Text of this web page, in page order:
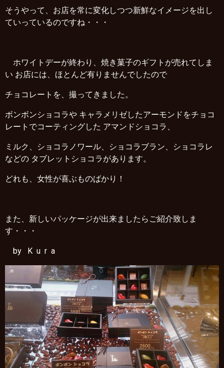
そうやって、お店を常に変化しつつ新鮮なイメージを出し
ていっているのですね・・・
ホワイトデーが終わり、焼き菓子のギフトが売れてしま
い お店には、ほとんど有りませんでしたので
チョコレートを、撮ってきました。
ボンボンショコラや キャラメリゼしたアーモンドをチョコ
レートでコーティングした アマンドショコラ、
ミルク、ショコラノワール、ショコラブラン、ショコラレ
などの タブレットショコラがあります。
どれも、女性が喜ぶものばかり！
また、新しいパッケージが出来ましたらご紹介致しま
す・・・
by K u r a